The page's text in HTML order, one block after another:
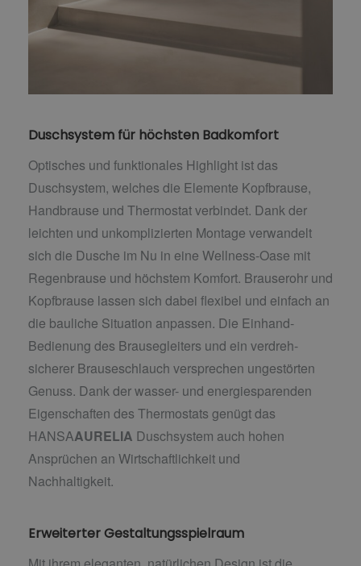
Duschsystem für höchsten Badkomfort
Optisches und funktionales Highlight ist das
Duschsystem, welches die Elemente Kopfbrause,
Handbrause und Thermostat verbindet. Dank der
leichten und unkomplizierten Montage verwandelt
sich die Dusche im Nu in eine Wellness-Oase mit
Regenbrause und höchstem Komfort. Brauserohr und
Kopfbrause lassen sich dabei flexibel und einfach an
die bauliche Situation anpassen. Die Einhand-
Bedienung des Brausegleiters und ein verdreh-
sicherer Brauseschlauch versprechen ungestörten
Genuss. Dank der wasser- und energiesparenden
Eigenschaften des Thermostats genügt das
HANSAAURELIA Duschsystem auch hohen
Ansprüchen an Wirtschaftlichkeit und
Nachhaltigkeit.
Erweiterter Gestaltungsspielraum